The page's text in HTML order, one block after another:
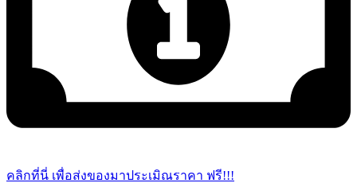
คลิกที่นี่ เพื่อส่งของมาประเมิณราคา ฟรี!!!